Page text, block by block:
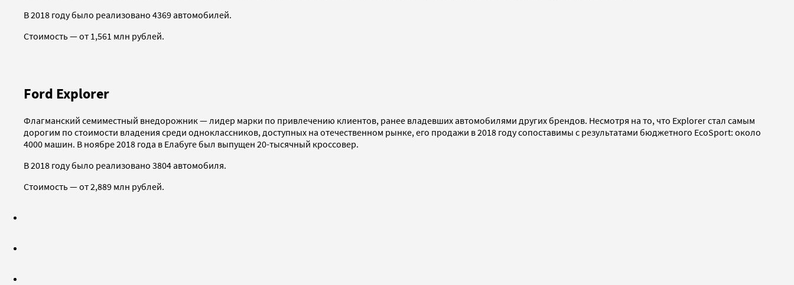
В 2018 году было реализовано 4369 автомобилей.
Стоимость — от 1,561 млн рублей.
Ford Explorer
Флагманский семиместный внедорожник — лидер марки по привлечению клиентов, ранее владевших автомобилями других брендов. Несмотря на то, что Explorer стал самым
дорогим по стоимости владения среди одноклассников, доступных на отечественном рынке, его продажи в 2018 году сопоставимы с результатами бюджетного EcoSport: около
4000 машин. В ноябре 2018 года в Елабуге был выпущен 20-тысячный кроссовер.
В 2018 году было реализовано 3804 автомобиля.
Стоимость — от 2,889 млн рублей.